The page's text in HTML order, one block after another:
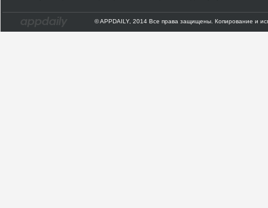
© APPDAILY, 2014 Все права защищены. Копирование и